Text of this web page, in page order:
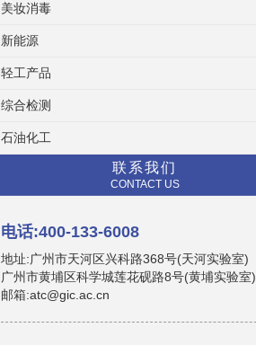
美妆消毒
新能源
轻工产品
综合检测
石油化工
联系我们
CONTACT US
电话:400-133-6008
地址:广州市天河区兴科路368号(天河实验室)
广州市黄埔区科学城莲花砚路8号(黄埔实验室)
邮箱:atc@gic.ac.cn